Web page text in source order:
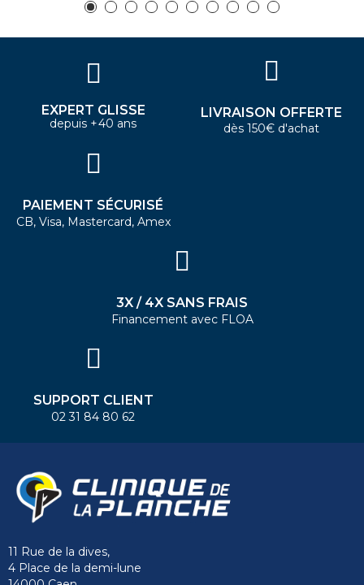
EXPERT GLISSE
depuis +40 ans
LIVRAISON OFFERTE
dès 150€ d'achat
PAIEMENT SÉCURISÉ
CB, Visa, Mastercard, Amex
3X / 4X SANS FRAIS
Financement avec FLOA
SUPPORT CLIENT
02 31 84 80 62
11 Rue de la dives,
4 Place de la demi-lune